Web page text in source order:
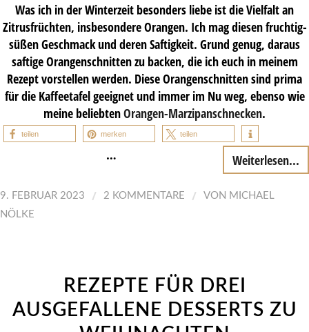
Was ich in der Winterzeit besonders liebe ist die Vielfalt an
Zitrusfrüchten, insbesondere Orangen. Ich mag diesen fruchtig-
süßen Geschmack und deren Saftigkeit. Grund genug, daraus
saftige Orangenschnitten zu backen, die ich euch in meinem
Rezept vorstellen werden. Diese Orangenschnitten sind prima
für die Kaffeetafel geeignet und immer im Nu weg, ebenso wie
meine beliebtenOrangen-Marzipanschnecken.
teilen merken teilen
… Weiterlesen...
9. FEBRUAR 2023 / 2 KOMMENTARE / VON MICHAEL
NÖLKE
REZEPTE FÜR DREI
AUSGEFALLENE DESSERTS ZU